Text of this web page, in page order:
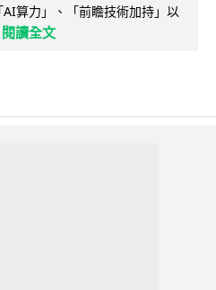
算力」、「前瞻技術加持」以
閱讀全文